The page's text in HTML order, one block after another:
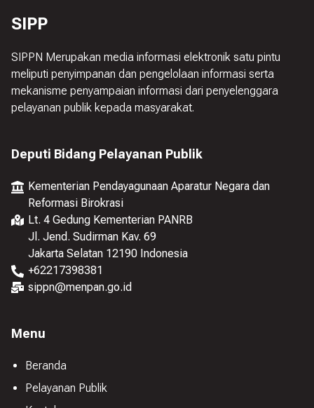
SIPP
SIPPN Merupakan media informasi elektronik satu pintu
meliputi penyimpanan dan pengelolaan informasi serta
mekanisme penyampaian informasi dari penyelenggara
pelayanan publik kepada masyarakat.
Deputi Bidang Pelayanan Publik
Kementerian Pendayagunaan Aparatur Negara dan
Reformasi Birokrasi
Lt. 4 Gedung Kementerian PANRB
Jl. Jend. Sudirman Kav. 69
Jakarta Selatan 12190 Indonesia
+62217398381
sippn@menpan.go.id
Menu
Beranda
Pelayanan Publik